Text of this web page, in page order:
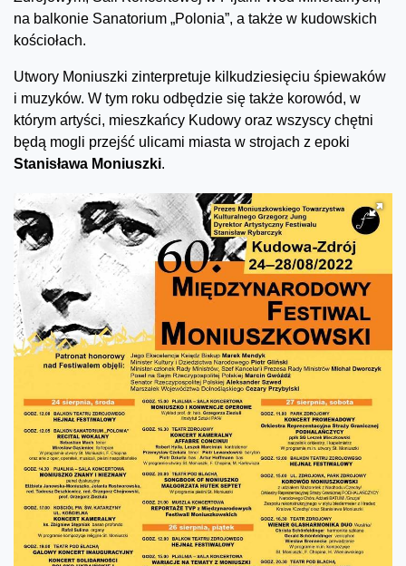
na balkonie Sanatorium „Polonia”, a także w kudowskich
kościołach.
Utwory Moniuszki zinterpretuje kilkudziesięciu śpiewaków
i muzyków. W tym roku odbędzie się także korowód, w
którym artyści, mieszkańcy Kudowy oraz wszyscy chętni
będą mogli przejść ulicami miasta w strojach z epoki
Stanisława Moniuszki.